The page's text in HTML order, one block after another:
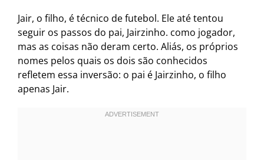
Jair, o filho, é técnico de futebol. Ele até tentou
seguir os passos do pai, Jairzinho. como jogador,
mas as coisas não deram certo. Aliás, os próprios
nomes pelos quais os dois são conhecidos
refletem essa inversão: o pai é Jairzinho, o filho
apenas Jair.